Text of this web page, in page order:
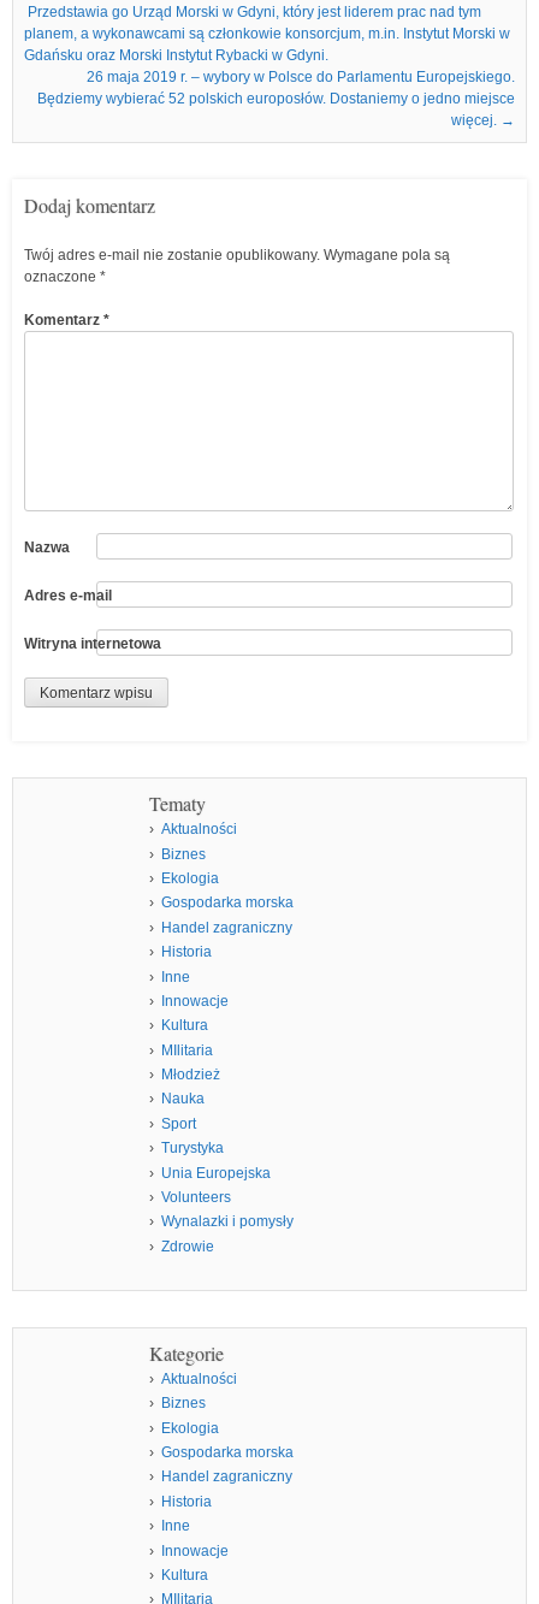
Przedstawia go Urząd Morski w Gdyni, który jest liderem prac nad tym
planem, a wykonawcami są członkowie konsorcjum, m.in. Instytut Morski w
Gdańsku oraz Morski Instytut Rybacki w Gdyni.
26 maja 2019 r. – wybory w Polsce do Parlamentu Europejskiego.
Będziemy wybierać 52 polskich europosłów. Dostaniemy o jedno miejsce
więcej. →
Dodaj komentarz
Twój adres e-mail nie zostanie opublikowany. Wymagane pola są
oznaczone *
Komentarz *
Nazwa
Adres e-mail
Witryna internetowa
Tematy
Aktualności
Biznes
Ekologia
Gospodarka morska
Handel zagraniczny
Historia
Inne
Innowacje
Kultura
MIlitaria
Młodzież
Nauka
Sport
Turystyka
Unia Europejska
Volunteers
Wynalazki i pomysły
Zdrowie
Kategorie
Aktualności
Biznes
Ekologia
Gospodarka morska
Handel zagraniczny
Historia
Inne
Innowacje
Kultura
MIlitaria